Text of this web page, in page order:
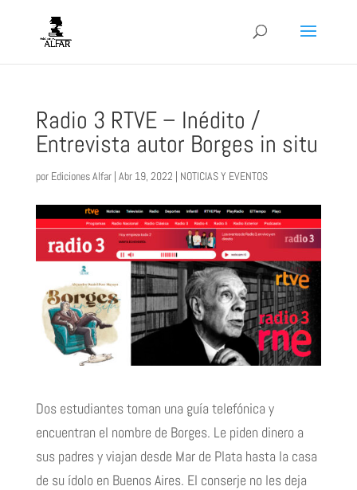
Radio 3 RTVE – Inédito /
Entrevista autor Borges in situ
por Ediciones Alfar| Abr 19, 2022 | NOTICIAS Y EVENTOS
Dos estudiantes toman una guía telefónica y
encuentran el nombre de Borges. Le piden dinero a
sus padres y viajan desde Mar de Plata hasta la casa
de su ídolo en Buenos Aires. El conserje no les deja